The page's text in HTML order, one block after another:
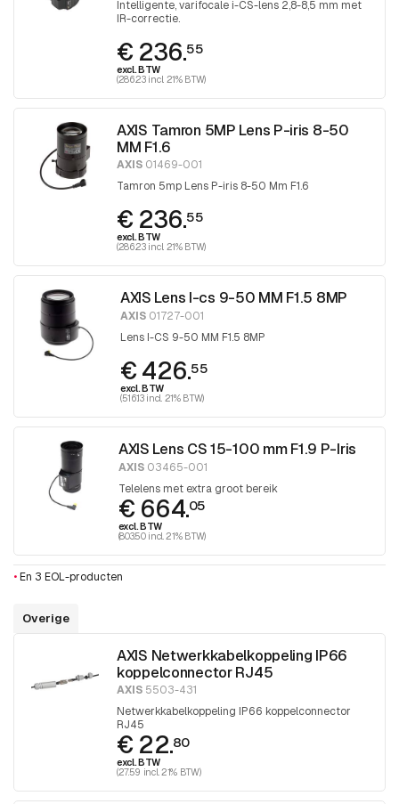
Intelligente, varifocale i-CS-lens 2,8-8,5 mm met
IR-correctie.
€ 236.55
excl. BTW
(286.23 incl. 21% BTW)
AXIS Tamron 5MP Lens P-iris 8-50
MM F1.6
AXIS 01469-001
Tamron 5mp Lens P-iris 8-50 Mm F1.6
€ 236.55
excl. BTW
(286.23 incl. 21% BTW)
AXIS Lens I-cs 9-50 MM F1.5 8MP
AXIS01727-001
Lens I-CS 9-50 MM F1.5 8MP
€ 426.55
excl. BTW
(516.13 incl. 21% BTW)
AXIS Lens CS 15-100 mm F1.9 P-Iris
AXIS03465-001
Telelens met extra groot bereik
€ 664.05
excl. BTW
(803.50 incl. 21% BTW)
• En 3 EOL-producten
Overige
AXIS Netwerkkabelkoppeling IP66
koppelconnector RJ45
AXIS 5503-431
Netwerkkabelkoppeling IP66 koppelconnector
RJ45
€ 22.80
excl. BTW
(27.59 incl. 21% BTW)